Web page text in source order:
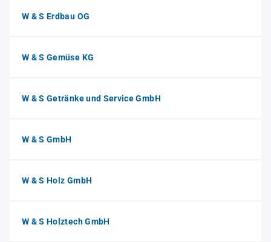
W & S Erdbau OG
W & S Gemüse KG
W & S Getränke und Service GmbH
W & S GmbH
W & S Holz GmbH
W & S Holztech GmbH